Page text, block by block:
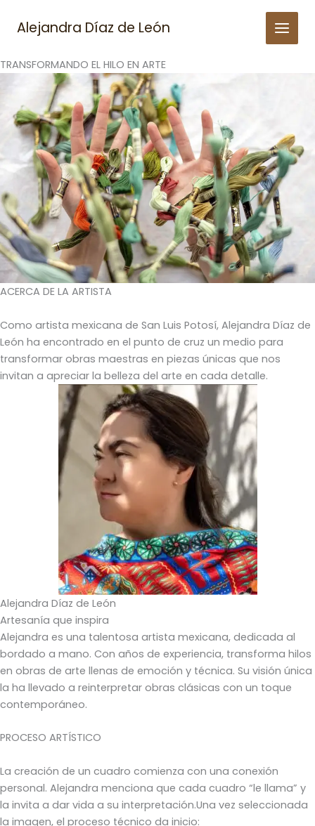
Alejandra Díaz de León
TRANSFORMANDO EL HILO EN ARTE
ACERCA DE LA ARTISTA
Como artista mexicana de San Luis Potosí, Alejandra Díaz de
León ha encontrado en el punto de cruz un medio para
transformar obras maestras en piezas únicas que nos
invitan a apreciar la belleza del arte en cada detalle.
Alejandra Díaz de León
Artesanía que inspira
Alejandra es una talentosa artista mexicana, dedicada al
bordado a mano. Con años de experiencia, transforma hilos
en obras de arte llenas de emoción y técnica. Su visión única
la ha llevado a reinterpretar obras clásicas con un toque
contemporáneo.
PROCESO ARTÍSTICO
La creación de un cuadro comienza con una conexión
personal. Alejandra menciona que cada cuadro “le llama” y
la invita a dar vida a su interpretación.Una vez seleccionada
la imagen, el proceso técnico da inicio: